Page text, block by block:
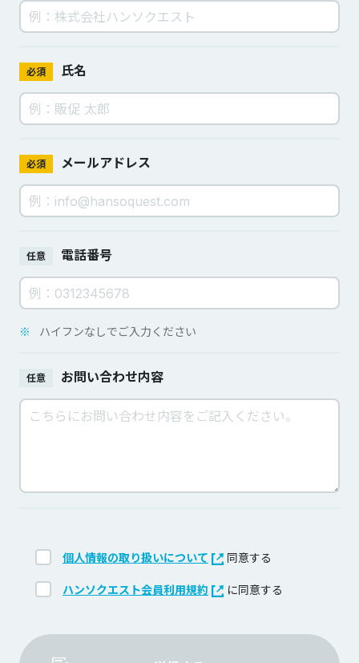
必須 氏名
必須 メールアドレス
任意 電話番号
※ ハイフンなしでご入力ください
任意 お問い合わせ内容
個人情報の取り扱いについて 同意する
ハンソクエスト会員利用規約 に同意する